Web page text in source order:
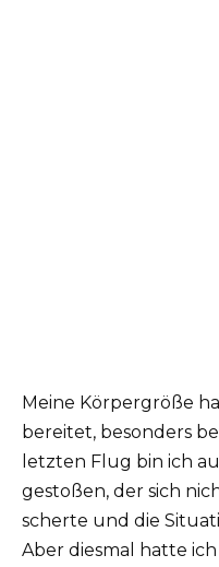
Meine Körpergröße
bereitet, besonders
letzten Flug bin ich
gestoßen, der sich
scherte und die
Aber diesmal hatte